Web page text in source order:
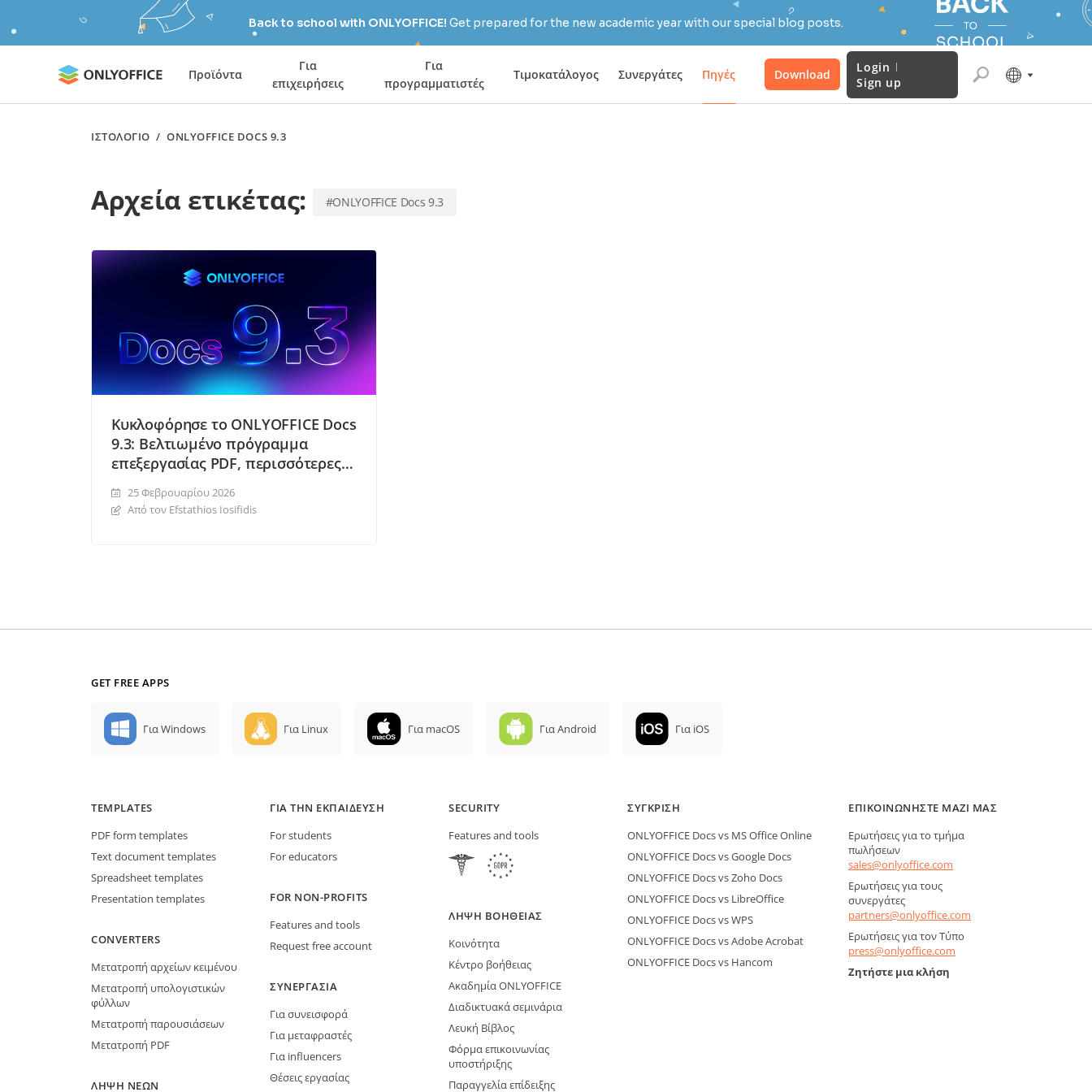
Back to school with ONLYOFFICE! Get prepared for the new academic year with our special blog posts.
Προϊόντα
Για
επιχειρήσεις
Για
προγραμματιστές
Τιμοκατάλογος Συνεργάτες Πηγές Download
Login
Sign up
ΙΣΤΟΛΌΓΙΟ /ONLYOFFICE DOCS 9.3
Αρχεία ετικέτας: #ONLYOFFICE Docs 9.3
Κυκλοφόρησε το ONLYOFFICE Docs
9.3: Βελτιωμένο πρόγραμμα
επεξεργασίας PDF, περισσότερες
πολλαπλών σελίδων, επίλυση σε
φύλλα και άλλα
25 Φεβρουαρίου 2026
Από τον Efstathios Iosifidis
GET FREE APPS
Για Windows Για Linux Για macOS Για Android Για iOS
TEMPLATES
PDF form templates
Text document templates
Spreadsheet templates
Presentation templates
CONVERTERS
Μετατροπή αρχείων κειμένου
Μετατροπή υπολογιστικών
φύλλων
Μετατροπή παρουσιάσεων
Μετατροπή PDF
ΛΉΨΗ ΝΈΩΝ
ΓΙΑ ΤΗΝ ΕΚΠΑΊΔΕΥΣΗ
For students
For educators
FOR NON-PROFITS
Features and tools
Request free account
ΣΥΝΕΡΓΑΣΊΑ
Για συνεισφορά
Για μεταφραστές
Για influencers
Θέσεις εργασίας
SECURITY
Features and tools
ΛΉΨΗ ΒΟΉΘΕΙΑΣ
Κοινότητα
Κέντρο βοήθειας
Ακαδημία ONLYOFFICE
Διαδικτυακά σεμινάρια
Λευκή Βίβλος
Φόρμα επικοινωνίας
υποστήριξης
Παραγγελία επίδειξης
ΣΎΓΚΡΙΣΗ
ONLYOFFICE Docs vs MS Office Online
ONLYOFFICE Docs vs Google Docs
ONLYOFFICE Docs vs Zoho Docs
ONLYOFFICE Docs vs LibreOffice
ONLYOFFICE Docs vs WPS
ONLYOFFICE Docs vs Adobe Acrobat
ONLYOFFICE Docs vs Hancom
ΕΠΙΚΟΙΝΩΝΉΣΤΕ ΜΑΖΊ ΜΑΣ
Ερωτήσεις για το τμήμα
πωλήσεων
sales@onlyoffice.com
Ερωτήσεις για τους
συνεργάτες
partners@onlyoffice.com
Ερωτήσεις για τον Τύπο
press@onlyoffice.com
Ζητήστε μια κλήση